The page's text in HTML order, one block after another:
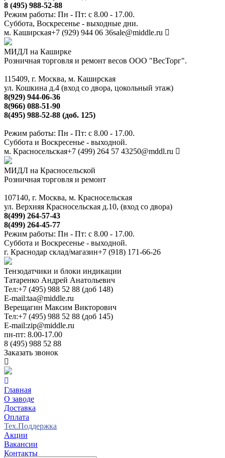
8 (495) 988-52-88
Режим работы: Пн - Пт: с 8.00 - 17.00.
Суббота, Воскресенье - выходные дни.
м. Каширская+7 (929) 944 06 36sale@middle.ru
МИДЛ на Каширке
Розничная торговля и ремонт весов ООО "ВесТорг".
115409, г. Москва, м. Каширская
ул. Кошкина д.4 (вход со двора, цокольный этаж)
8(929) 944-06-36
8(966) 088-51-90
8(495) 988-52-88 (доб. 125)
Режим работы: Пн - Пт: с 8.00 - 17.00.
Суббота и Воскресенье - выходной.
м. Красносельская+7 (499) 264 57 43250@mddl.ru
МИДЛ на Красносельской
Розничная торговля и ремонт
107140, г. Москва, м. Красносельская
ул. Верхняя Красносельская д.10, (вход со двора)
8(499) 264-57-43
8(499) 264-45-77
Режим работы: Пн - Пт: с 8.00 - 17.00.
Суббота и Воскресенье - выходной.
г. Краснодар склад/магазин+7 (918) 171-66-26
Тензодатчики и блоки индикации
Татаренко Андрей Анатольевич
Тел:+7 (495) 988 52 88 (доб 148)
E-mail:taa@middle.ru
Верещагин Максим Викторович
Тел:+7 (495) 988 52 88 (доб 145)
E-mail:zip@middle.ru
пн-пт: 8.00-17.00
8 (495) 988 52 88
Заказать звонок
Главная
О заводе
Доставка
Оплата
Тех.Поддержка
Акции
Вакансии
Контакты